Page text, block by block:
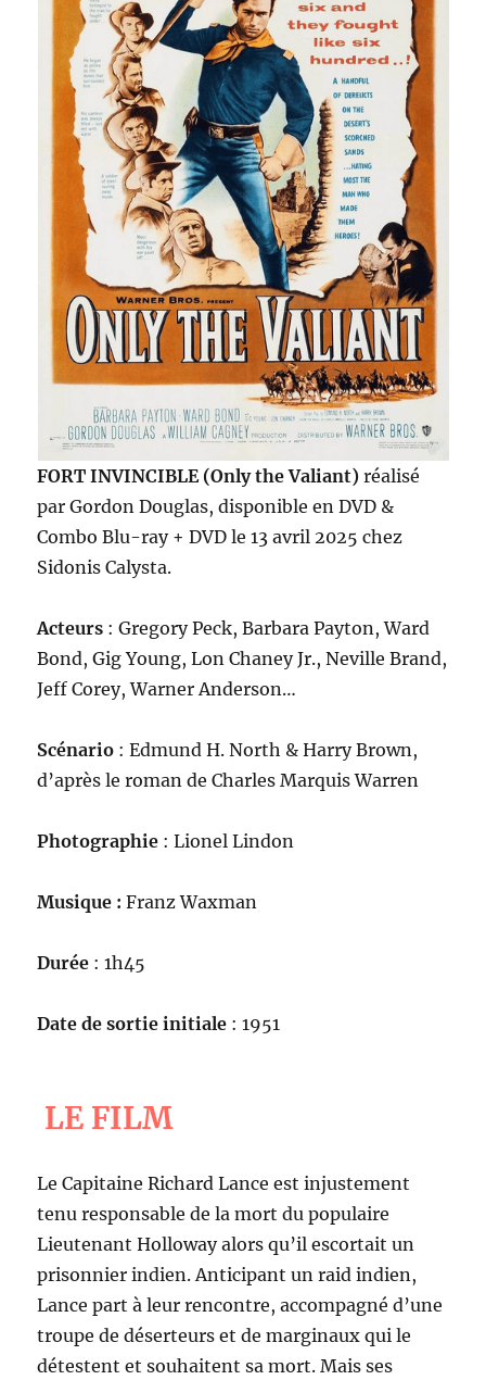
FORT INVINCIBLE (Only the Valiant) réalisé
par Gordon Douglas, disponible en DVD &
Combo Blu-ray + DVD le 13 avril 2025 chez
Sidonis Calysta.
Acteurs : Gregory Peck, Barbara Payton, Ward
Bond, Gig Young, Lon Chaney Jr., Neville Brand,
Jeff Corey, Warner Anderson…
Scénario : Edmund H. North & Harry Brown,
d’après le roman de Charles Marquis Warren
Photographie : Lionel Lindon
Musique : Franz Waxman
Durée : 1h45
Date de sortie initiale : 1951
LE FILM
Le Capitaine Richard Lance est injustement
tenu responsable de la mort du populaire
Lieutenant Holloway alors qu’il escortait un
prisonnier indien. Anticipant un raid indien,
Lance part à leur rencontre, accompagné d’une
troupe de déserteurs et de marginaux qui le
détestent et souhaitent sa mort. Mais ses